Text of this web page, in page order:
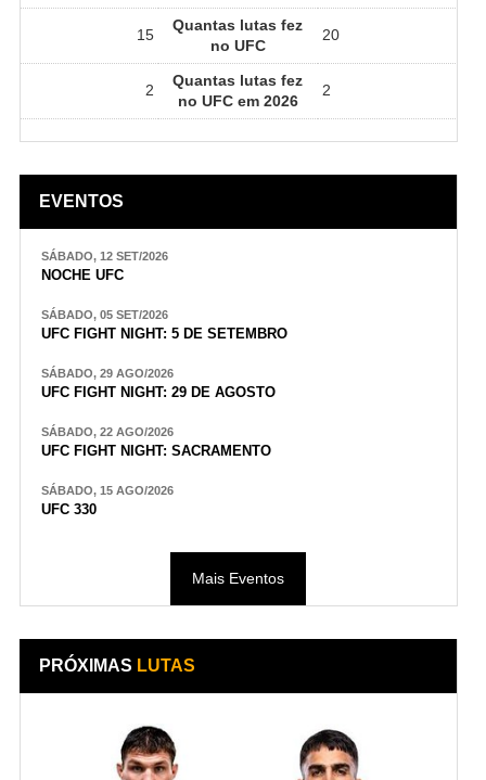
15
Quantas lutas fez
no UFC
20
2
Quantas lutas fez
no UFC em 2026
2
EVENTOS
SÁBADO, 12 SET/2026
NOCHE UFC
SÁBADO, 05 SET/2026
UFC FIGHT NIGHT: 5 DE SETEMBRO
SÁBADO, 29 AGO/2026
UFC FIGHT NIGHT: 29 DE AGOSTO
SÁBADO, 22 AGO/2026
UFC FIGHT NIGHT: SACRAMENTO
SÁBADO, 15 AGO/2026
UFC 330
Mais Eventos
PRÓXIMAS LUTAS